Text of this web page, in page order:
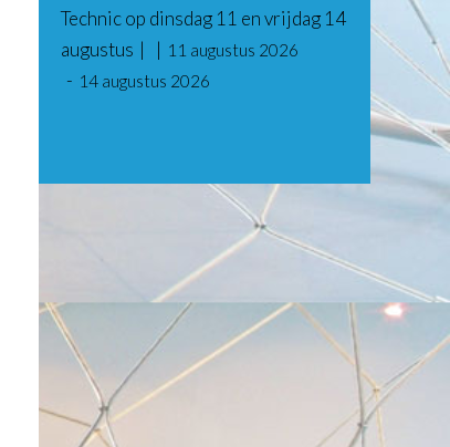
Technic op dinsdag 11 en vrijdag 14
augustus
11 augustus 2026
14 augustus 2026